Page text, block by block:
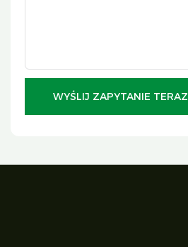
WYŚLIJ ZAPYTANIE TERAZ